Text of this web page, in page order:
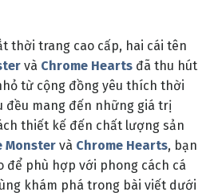
thời trang cao cấp, hai cái tên
và Chrome Hearts đã thu hút
từ cộng đồng yêu thích thời
đều mang đến những giá trị
thiết kế đến chất lượng sản
Monster và Chrome Hearts, bạn
để phù hợp với phong cách cá
khám phá trong bài viết dưới